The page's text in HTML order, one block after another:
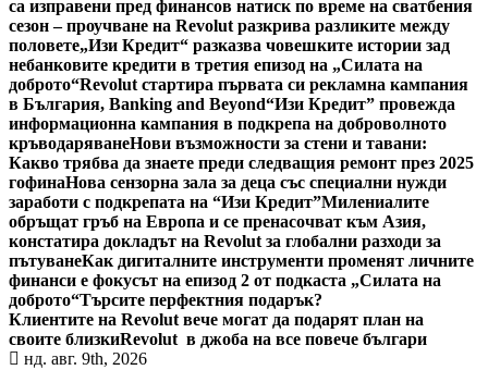
са изправени пред финансов натиск по време на сватбения
сезон – проучване на Revolut разкрива разликите между
половете„Изи Кредит“ разказва човешките истории зад
небанковите кредити в третия епизод на „Силата на
доброто“Revolut стартира първата си рекламна кампания
в България, Banking and Beyond“Изи Кредит” провежда
информационна кампания в подкрепа на доброволното
кръводаряванеНови възможности за стени и тавани:
Какво трябва да знаете преди следващия ремонт през 2025
гофинаНова сензорна зала за деца със специални нужди
заработи с подкрепата на “Изи Кредит”Милениалите
обръщат гръб на Европа и се пренасочват към Азия,
констатира докладът на Revolut за глобални разходи за
пътуванеКак дигиталните инструменти променят личните
финанси е фокусът на епизод 2 от подкаста „Силата на
доброто“Търсите перфектния подарък?
Клиентите на Revolut вече могат да подарят план на
своите близкиRevolut в джоба на все повече българи
нд. авг. 9th, 2026